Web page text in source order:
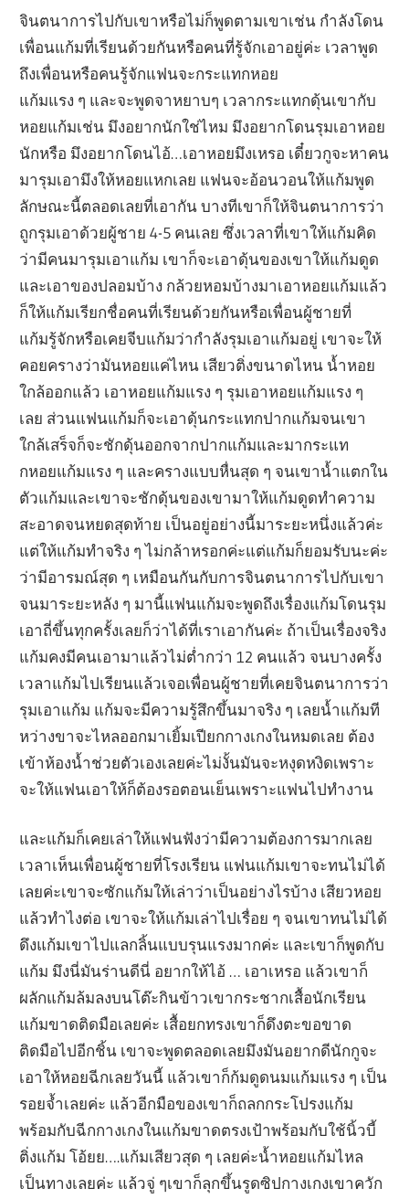
จินตนาการไปกับเขาหรือไม่ก็พูดตามเขาเช่น กำลังโดน
เพื่อนแก้มที่เรียนด้วยกันหรือคนที่รู้จักเอาอยู่ค่ะ เวลาพูด
ถึงเพื่อนหรือคนรู้จักแฟนจะกระแทกหอย
แก้มแรง ๆ และจะพูดจาหยาบๆ เวลากระแทกดุ้นเขากับ
หอยแก้มเช่น มึงอยากนักใช่ไหม มึงอยากโดนรุมเอาหอย
นักหรือ มึงอยากโดนไอ้…เอาหอยมึงเหรอ เดี๋ยวกูจะหาคน
มารุมเอามึงให้หอยแหกเลย แฟนจะอ้อนวอนให้แก้มพูด
ลักษณะนี้ตลอดเลยที่เอากัน บางทีเขาก็ให้จินตนาการว่า
ถูกรุมเอาด้วยผู้ชาย 4-5 คนเลย ซึ่งเวลาที่เขาให้แก้มคิด
ว่ามีคนมารุมเอาแก้ม เขาก็จะเอาดุ้นของเขาให้แก้มดูด
และเอาของปลอมบ้าง กล้วยหอมบ้างมาเอาหอยแก้มแล้ว
ก็ให้แก้มเรียกชื่อคนที่เรียนด้วยกันหรือเพื่อนผู้ชายที่
แก้มรู้จักหรือเคยจีบแก้มว่ากำลังรุมเอาแก้มอยู่ เขาจะให้
คอยครางว่ามันหอยแค่ไหน เสียวติ่งขนาดไหน น้ำหอย
ใกล้ออกแล้ว เอาหอยแก้มแรง ๆ รุมเอาหอยแก้มแรง ๆ
เลย ส่วนแฟนแก้มก็จะเอาดุ้นกระแทกปากแก้มจนเขา
ใกล้เสร็จก็จะชักดุ้นออกจากปากแก้มและมากระแท
กหอยแก้มแรง ๆ และครางแบบหื่นสุด ๆ จนเขาน้ำแตกใน
ตัวแก้มและเขาจะชักดุ้นของเขามาให้แก้มดูดทำความ
สะอาดจนหยดสุดท้าย เป็นอยู่อย่างนี้มาระยะหนึ่งแล้วค่ะ
แต่ให้แก้มทำจริง ๆ ไม่กล้าหรอกค่ะแต่แก้มก็ยอมรับนะค่ะ
ว่ามีอารมณ์สุด ๆ เหมือนกันกับการจินตนาการไปกับเขา
จนมาระยะหลัง ๆ มานี้แฟนแก้มจะพูดถึงเรื่องแก้มโดนรุม
เอาถี่ขึ้นทุกครั้งเลยก็ว่าได้ที่เราเอากันค่ะ ถ้าเป็นเรื่องจริง
แก้มคงมีคนเอามาแล้วไม่ต่ำกว่า 12 คนแล้ว จนบางครั้ง
เวลาแก้มไปเรียนแล้วเจอเพื่อนผู้ชายที่เคยจินตนาการว่า
รุมเอาแก้ม แก้มจะมีความรู้สึกขึ้นมาจริง ๆ เลยน้ำแก้มที
หว่างขาจะไหลออกมาเยิ้มเปียกกางเกงในหมดเลย ต้อง
เข้าห้องน้ำช่วยตัวเองเลยค่ะไม่งั้นมันจะหงุดหงิดเพราะ
จะให้แฟนเอาให้ก็ต้องรอตอนเย็นเพราะแฟนไปทำงาน
และแก้มก็เคยเล่าให้แฟนฟังว่ามีความต้องการมากเลย
เวลาเห็นเพื่อนผู้ชายที่โรงเรียน แฟนแก้มเขาจะทนไม่ได้
เลยค่ะเขาจะซักแก้มให้เล่าว่าเป็นอย่างไรบ้าง เสียวหอย
แล้วทำไงต่อ เขาจะให้แก้มเล่าไปเรื่อย ๆ จนเขาทนไม่ได้
ดึงแก้มเขาไปแลกลิ้นแบบรุนแรงมากค่ะ และเขาก็พูดกับ
แก้ม มึงนี่มันร่านดีนี่ อยากให้ไอ้ … เอาเหรอ แล้วเขาก็
ผลักแก้มล้มลงบนโต๊ะกินข้าวเขากระชากเสื้อนักเรียน
แก้มขาดติดมือเลยค่ะ เสื้อยกทรงเขาก็ดึงตะขอขาด
ติดมือไปอีกชิ้น เขาจะพูดตลอดเลยมึงมันอยากดีนักกูจะ
เอาให้หอยฉีกเลยวันนี้ แล้วเขาก็ก้มดูดนมแก้มแรง ๆ เป็น
รอยจ้ำเลยค่ะ แล้วอีกมือของเขาก็ถลกกระโปรงแก้ม
พร้อมกับฉีกกางเกงในแก้มขาดตรงเป้าพร้อมกับใช้นิ้วบี้
ติ่งแก้ม โอ้ยย….แก้มเสียวสุด ๆ เลยค่ะน้ำหอยแก้มไหล
เป็นทางเลยค่ะ แล้วจู่ ๆเขาก็ลุกขึ้นรูดซิปกางเกงเขาควัก